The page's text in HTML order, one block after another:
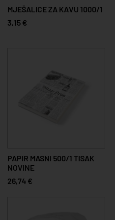
MJEŠALICE ZA KAVU 1000/1
3,15 €
PAPIR MASNI 500/1 TISAK
NOVINE
26,74 €